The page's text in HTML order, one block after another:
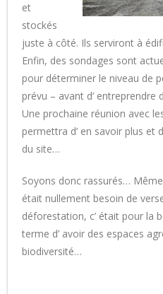
et
stockés
juste à côté. Ils serviront à
Enfin, des sondages sont
pour déterminer le niveau de
prévu – avant d’ entreprendre
Une prochaine réunion avec
permettra d’ en savoir plus et
du site…
Soyons donc rassurés…
était nullement besoin de
déforestation, c’ était pour la
terme d’ avoir des espaces
biodiversité…